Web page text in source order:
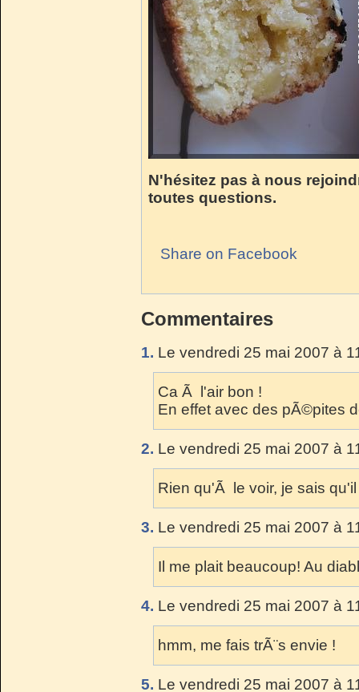
N'hésitez pas à nous
toutes questions.
Share on Facebook
Commentaires
1. Le vendredi 25 mai 2007 à
Ca Ã l'air bon !
En effet avec des pÃ©pites
2. Le vendredi 25 mai 2007 à
Rien qu'Ã le voir, je sais
3. Le vendredi 25 mai 2007 à
Il me plait beaucoup! Au
4. Le vendredi 25 mai 2007 à
hmm, me fais trÃ¨s envie !
5. Le vendredi 25 mai 2007 à